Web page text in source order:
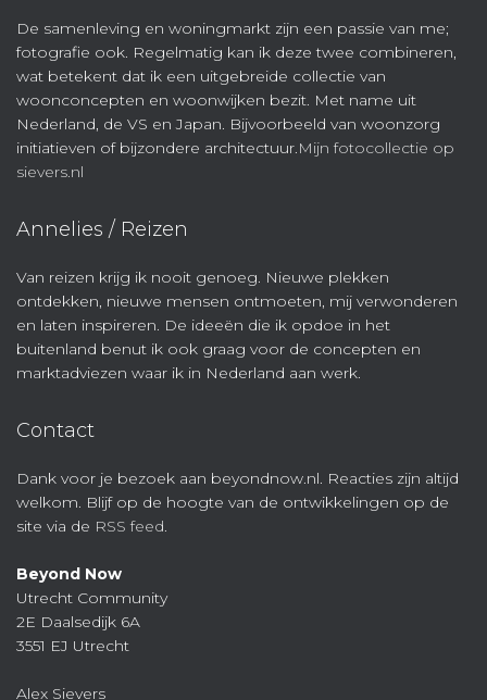
De samenleving en woningmarkt zijn een passie van me;
fotografie ook. Regelmatig kan ik deze twee combineren,
wat betekent dat ik een uitgebreide collectie van
woonconcepten en woonwijken bezit. Met name uit
Nederland, de VS en Japan. Bijvoorbeeld van woonzorg
initiatieven of bijzondere architectuur.Mijn fotocollectie op
sievers.nl
Annelies / Reizen
Van reizen krijg ik nooit genoeg. Nieuwe plekken
ontdekken, nieuwe mensen ontmoeten, mij verwonderen
en laten inspireren. De ideeën die ik opdoe in het
buitenland benut ik ook graag voor de concepten en
marktadviezen waar ik in Nederland aan werk.
Contact
Dank voor je bezoek aan beyondnow.nl. Reacties zijn altijd
welkom. Blijf op de hoogte van de ontwikkelingen op de
site via de RSS feed.
Beyond Now
Utrecht Community
2E Daalsedijk 6A
3551 EJ Utrecht
Alex Sievers